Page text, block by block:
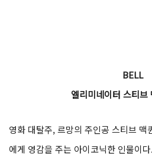
BELL
엘리미네이터 스티브
영화 대탈주, 르망의 주인공 스티브 맥
에게 영감을 주는 아이코닉한 인물이